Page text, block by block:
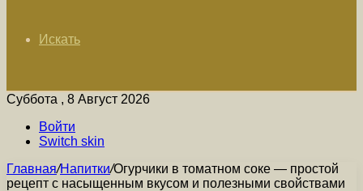
Искать
Суббота , 8 Август 2026
Войти
Switch skin
Главная/Напитки/Огурчики в томатном соке — простой
рецепт с насыщенным вкусом и полезными свойствами